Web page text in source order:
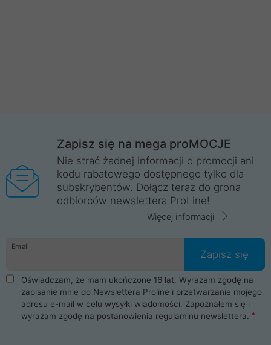
Zapisz się na mega proMOCJE
Nie strać żadnej informacji o promocji ani
kodu rabatowego dostępnego tylko dla
subskrybentów. Dołącz teraz do grona
odbiorców newslettera ProLine!
Więcej informacji
Email
Zapisz się
Oświadczam, że mam ukończone 16 lat. Wyrażam zgodę na
zapisanie mnie do Newslettera Proline i przetwarzanie mojego
adresu e-mail w celu wysyłki wiadomości. Zapoznałem się i
wyrażam zgodę na postanowienia regulaminu newslettera.